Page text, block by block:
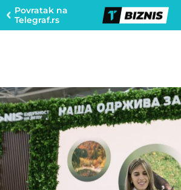
Povratak na
Telegraf.rs